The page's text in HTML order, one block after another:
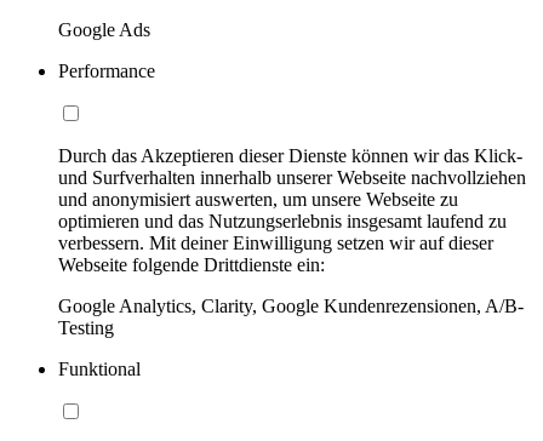
Google Ads
Performance
Durch das Akzeptieren dieser Dienste können wir das Klick-
und Surfverhalten innerhalb unserer Webseite nachvollziehen
und anonymisiert auswerten, um unsere Webseite zu
optimieren und das Nutzungserlebnis insgesamt laufend zu
verbessern. Mit deiner Einwilligung setzen wir auf dieser
Webseite folgende Drittdienste ein:
Google Analytics, Clarity, Google Kundenrezensionen, A/B-
Testing
Funktional